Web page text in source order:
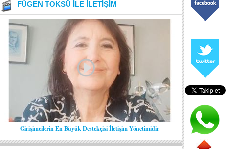
FÜGEN TOKSÜ İLE İLETİŞİM
Girişimcilerin En Büyük Destekçisi İletişim Yönetimidir